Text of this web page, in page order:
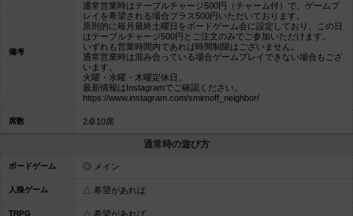
備考
通常営業時はテーブルチャージ500円（チャーム付）で、ゲームプ
レイを希望される場合プラス500円いただいております。
原則的に毎月最終土曜日をボードゲーム会に設定しており、この日
はテーブルチャージ500円とご注文のみでご参加いただけます。
いずれも営業時間内であれば時間制限はございません。
通常営業時は混み合っている場合ゲームプレイできない場合もござ
います。
火曜・水曜・木曜定休日。
最新情報はInstagramでご確認ください。
https://www.instagram.com/smirnoff_neighbor/
席数 2卓10席
通常時の遊び方
ボードゲーム ◎ メイン
人狼ゲーム △ 希望があれば
TRPG △ 希望があれば